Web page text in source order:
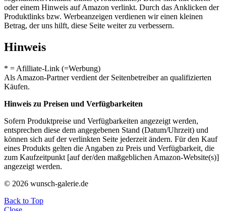
oder einem Hinweis auf Amazon verlinkt. Durch das Anklicken der
Produktlinks bzw. Werbeanzeigen verdienen wir einen kleinen
Betrag, der uns hilft, diese Seite weiter zu verbessern.
Hinweis
* = Afilliate-Link (=Werbung)
Als Amazon-Partner verdient der Seitenbetreiber an qualifizierten
Käufen.
Hinweis zu Preisen und Verfügbarkeiten
Sofern Produktpreise und Verfügbarkeiten angezeigt werden,
entsprechen diese dem angegebenen Stand (Datum/Uhrzeit) und
können sich auf der verlinkten Seite jederzeit ändern. Für den Kauf
eines Produkts gelten die Angaben zu Preis und Verfügbarkeit, die
zum Kaufzeitpunkt [auf der/den maßgeblichen Amazon-Website(s)]
angezeigt werden.
© 2026 wunsch-galerie.de
Back to Top